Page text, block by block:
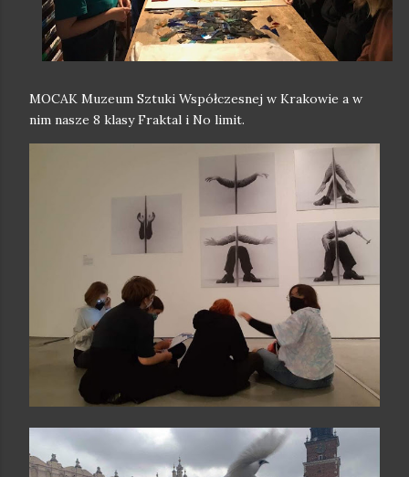
MOCAK Muzeum Sztuki Współczesnej w Krakowie a w
nim nasze 8 klasy Fraktal i No limit.